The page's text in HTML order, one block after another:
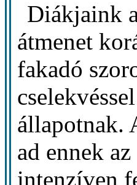
Diákjaink
átmenet
fakadó
állapotnak.
ad ennek
intenzíven